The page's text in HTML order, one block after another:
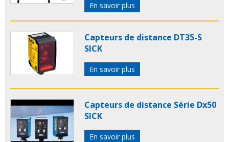
En savoir plus
Capteurs de distance DT35-S
SICK
En savoir plus
Capteurs de distance Série Dx50
SICK
En savoir plus